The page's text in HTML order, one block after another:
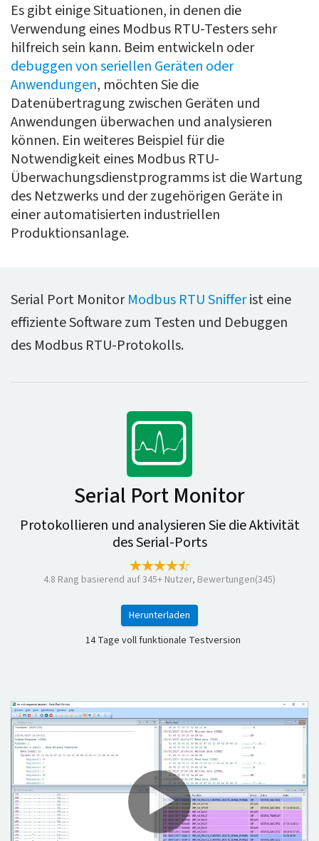
Es gibt einige Situationen, in denen die
Verwendung eines Modbus RTU-Testers sehr
hilfreich sein kann. Beim entwickeln oder
debuggen von seriellen Geräten oder
Anwendungen, möchten Sie die
Datenübertragung zwischen Geräten und
Anwendungen überwachen und analysieren
können. Ein weiteres Beispiel für die
Notwendigkeit eines Modbus RTU-
Überwachungsdienstprogramms ist die Wartung
des Netzwerks und der zugehörigen Geräte in
einer automatisierten industriellen
Produktionsanlage.
Serial Port MonitorModbus RTU Snifferist eine
effiziente Software zum Testen und Debuggen
des Modbus RTU-Protokolls.
Serial Port Monitor
Protokollieren und analysieren Sie die Aktivität
des Serial-Ports
4.8 Rang basierend auf345+ Nutzer, Bewertungen(345)
Herunterladen
14 Tage voll funktionale Testversion